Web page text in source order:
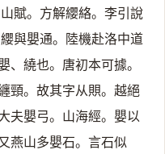
賦。方解纓絡。李引說
與嬰通。陸機赴洛中道
繞也。唐初本可據。
頸。故其字从賏。越絕
夫嬰弓。山海經。嬰以
燕山多嬰石。言石似